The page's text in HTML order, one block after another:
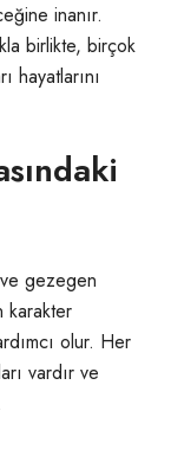
inanır.
birlikte, birçok
hayatlarını
gezegen
karakter
olur. Her
vardır ve